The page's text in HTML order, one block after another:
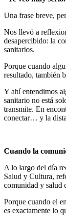
Una frase breve,
Nos llevó a
desapercibido: la
sanitarios.
Porque cuando
resultado, también
Y ahí entendimos
sanitario no está
transmite. En
conectar… y la
Cuando la
A lo largo del día
Salud y Cultura,
comunidad y salud
Porque cuando el
es exactamente lo